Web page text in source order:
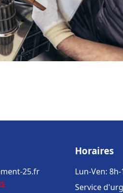
25.fr
Horaires
Lun-Ven:
Service